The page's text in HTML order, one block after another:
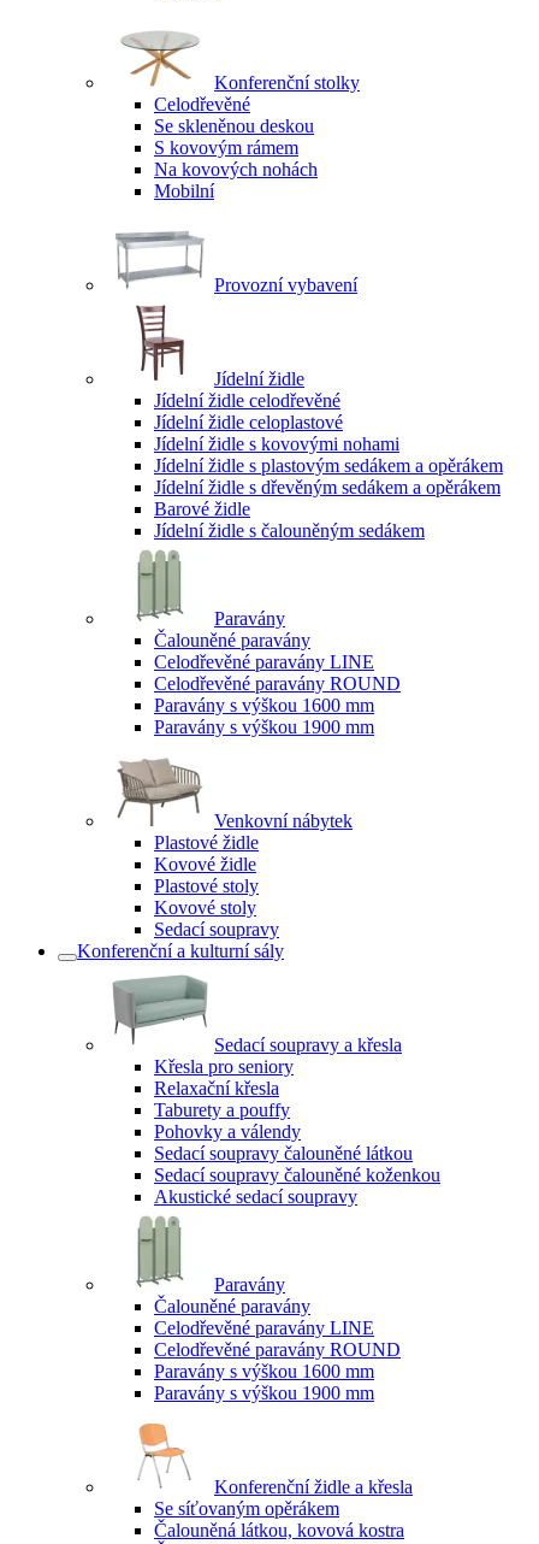
Konferenční stolky
Celodřevěné
Se skleněnou deskou
S kovovým rámem
Na kovových nohách
Mobilní
Provozní vybavení
Jídelní židle
Jídelní židle celodřevěné
Jídelní židle celoplastové
Jídelní židle s kovovými nohami
Jídelní židle s plastovým sedákem a opěrákem
Jídelní židle s dřevěným sedákem a opěrákem
Barové židle
Jídelní židle s čalouněným sedákem
Paravány
Čalouněné paravány
Celodřevěné paravány LINE
Celodřevěné paravány ROUND
Paravány s výškou 1600 mm
Paravány s výškou 1900 mm
Venkovní nábytek
Plastové židle
Kovové židle
Plastové stoly
Kovové stoly
Sedací soupravy
Konferenční a kulturní sály
Sedací soupravy a křesla
Křesla pro seniory
Relaxační křesla
Taburety a pouffy
Pohovky a válendy
Sedací soupravy čalouněné látkou
Sedací soupravy čalouněné koženkou
Akustické sedací soupravy
Paravány
Čalouněné paravány
Celodřevěné paravány LINE
Celodřevěné paravány ROUND
Paravány s výškou 1600 mm
Paravány s výškou 1900 mm
Konferenční židle a křesla
Se síťovaným opěrákem
Čalouněná látkou, kovová kostra